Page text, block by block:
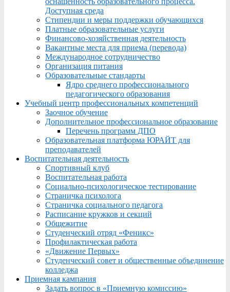
Доступная среда
Стипендии и меры поддержки обучающихся
Платные образовательные услуги
Финансово-хозяйственная деятельность
Вакантные места для приема (перевода)
Международное сотрудничество
Организация питания
Образовательные стандарты
Ядро среднего профессионального
педагогического образования
Учебный центр профессиональных компетенций
Заочное обучение
Дополнительное профессиональное образование
Перечень программ ДПО
Образовательная платформа ЮРАЙТ для
преподавателей
Воспитательная деятельность
Спортивный клуб
Воспитательная работа
Социально-психологическое тестирование
Страничка психолога
Страничка социального педагога
Расписание кружков и секций
Общежитие
Студенческий отряд «Феникс»
Профилактическая работа
«Движение Первых»
Студенческий совет и общественные объединение
колледжа
Приемная кампания
Задать вопрос в «Приемную комиссию»